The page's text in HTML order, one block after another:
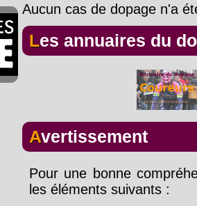
Aucun cas de dopage n'a
Les annuaires du
Avertissement
Pour une bonne
les éléments suivants :